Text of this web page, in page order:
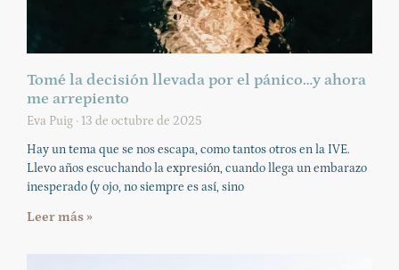
Tomé la decisión llevada por el pánico…y ahora
me arrepiento
Eva Puig
13 de octubre de 2025
Hay un tema que se nos escapa, como tantos otros en la IVE.
Llevo años escuchando la expresión, cuando llega un embarazo
inesperado (y ojo, no siempre es así, sino
Leer más »